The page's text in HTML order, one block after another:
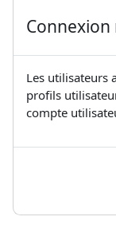
Connexion
Les utilisateurs
profils
compte